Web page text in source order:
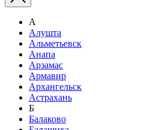
А
Алушта
Альметьевск
Анапа
Арзамас
Армавир
Архангельск
Астрахань
Б
Балаково